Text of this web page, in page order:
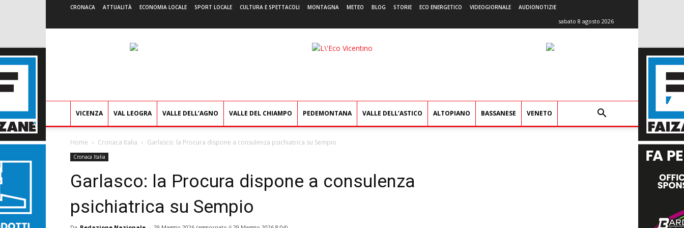
CRONACA ATTUALITÀ ECONOMIA LOCALE SPORT LOCALE CULTURA E SPETTACOLI MONTAGNA METEO BLOG STORIE ECO ENERGETICO VIDEOGIORNALE AUDIONOTIZIE
sabato 8 agosto 2026
L'Eco
VICENZA VAL LEOGRA VALLE DELL’AGNO VALLE DEL CHIAMPO PEDEMONTANA VALLE DELL’ASTICO ALTOPIANO BASSANESE VENETO
Home Cronaca Italia Garlasco: la Procura dispone a consulenza psichiatrica su Sempio
Cronaca Italia
Garlasco: la Procura dispone a consulenza
psichiatrica su Sempio